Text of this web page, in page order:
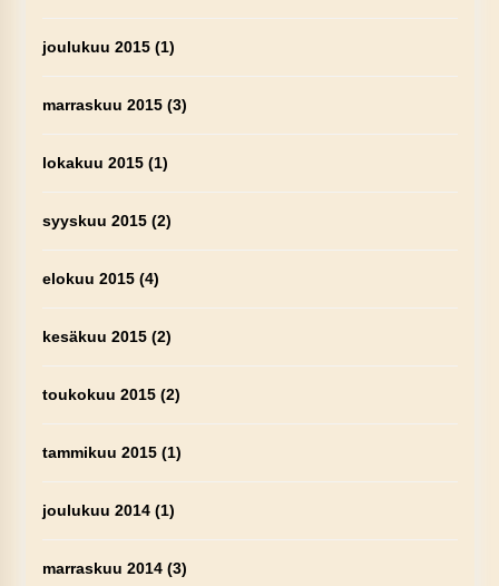
joulukuu 2015(1)
marraskuu 2015(3)
lokakuu 2015(1)
syyskuu 2015(2)
elokuu 2015(4)
kesäkuu 2015(2)
toukokuu 2015(2)
tammikuu 2015(1)
joulukuu 2014(1)
marraskuu 2014(3)